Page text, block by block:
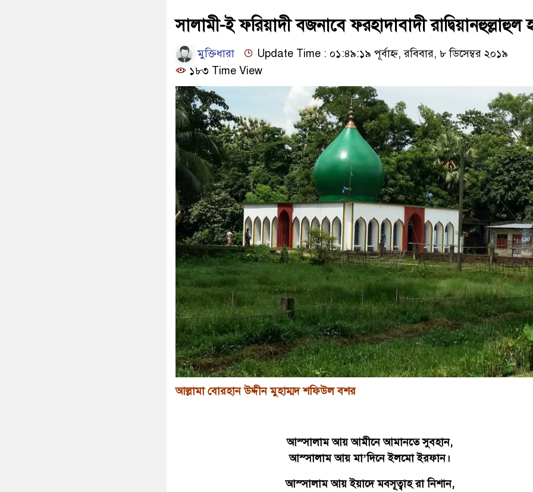
সালামী-ই ফরিয়াদী বজনাবে ফরহাদাবাদী রাদ্বিয়ানহুল্লাহুল
মুক্তিধারা
Update Time : ০১:৪৯:১৯ পূর্বাহ্ন, রবিবার, ৮ ডিসেম্বর ২০১৯
১৮৩ Time View
আল্লামা বোরহান উদ্দীন মুহাম্মদ শফিউল বশর
আস্সালাম আয় আমীনে আমানতে সুবহান,
আস্সালাম আয় মা’দিনে ইলমো ইরফান।
আস্সালাম আয় ইয়াদে মবসূত্বাহ রা নিশান,